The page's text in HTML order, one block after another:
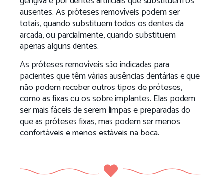
ausentes. As próteses removíveis podem ser
totais, quando substituem todos os dentes da
arcada, ou parcialmente, quando substituem
apenas alguns dentes.
As próteses removíveis são indicadas para
pacientes que têm várias ausências dentárias e que
não podem receber outros tipos de próteses,
como as fixas ou os sobre implantes. Elas podem
ser mais fáceis de serem limpas e preparadas do
que as próteses fixas, mas podem ser menos
confortáveis e menos estáveis na boca.